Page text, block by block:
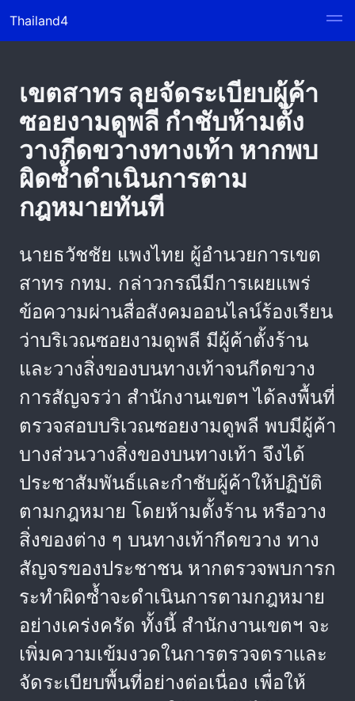
Thailand4
เขตสาทร ลุยจัดระเบียบผู้ค้า
ซอยงามดูพลี กำชับห้ามตั้ง
วางกีดขวางทางเท้า หากพบ
ผิดซ้ำดำเนินการตาม
กฎหมายทันที
นายธวัชชัย แพงไทย ผู้อำนวยการเขต
สาทร กทม. กล่าวกรณีมีการเผยแพร่
ข้อความผ่านสื่อสังคมออนไลน์ร้องเรียน
ว่าบริเวณซอยงามดูพลี มีผู้ค้าตั้งร้าน
และวางสิ่งของบนทางเท้าจนกีดขวาง
การสัญจรว่า สำนักงานเขตฯ ได้ลงพื้นที่
ตรวจสอบบริเวณซอยงามดูพลี พบมีผู้ค้า
บางส่วนวางสิ่งของบนทางเท้า จึงได้
ประชาสัมพันธ์และกำชับผู้ค้าให้ปฏิบัติ
ตามกฎหมาย โดยห้ามตั้งร้าน หรือวาง
สิ่งของต่าง ๆ บนทางเท้ากีดขวาง ทาง
สัญจรของประชาชน หากตรวจพบการก
ระทำผิดซ้ำจะดำเนินการตามกฎหมาย
อย่างเคร่งครัด ทั้งนี้ สำนักงานเขตฯ จะ
เพิ่มความเข้มงวดในการตรวจตราและ
จัดระเบียบพื้นที่อย่างต่อเนื่อง เพื่อให้